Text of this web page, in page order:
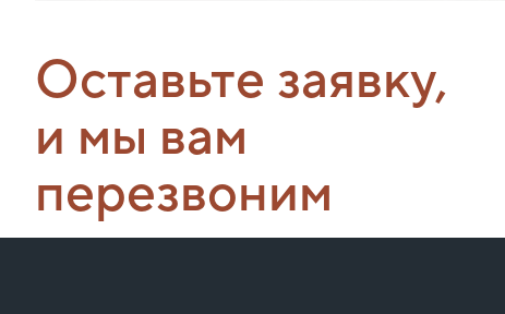
Оставьте заявку,
и мы вам
перезвоним